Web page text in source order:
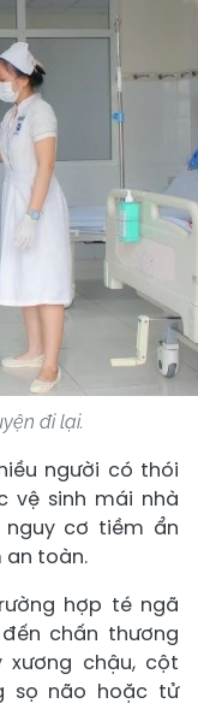
đi lại.
người có thói
vệ sinh mái nhà
cơ tiềm ẩn
toàn.
hợp té ngã
chấn thương
xương chậu, cột
sọ não hoặc tử